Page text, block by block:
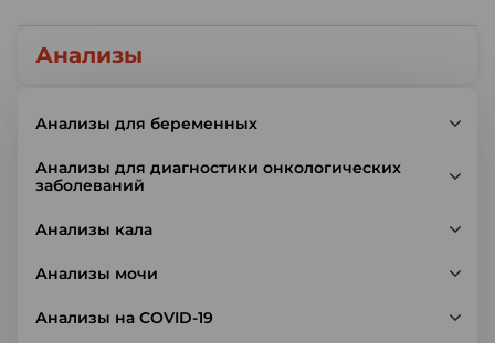
Анализы
Анализы для беременных
Анализы для диагностики онкологических
заболеваний
Анализы кала
Анализы мочи
Анализы на COVID-19